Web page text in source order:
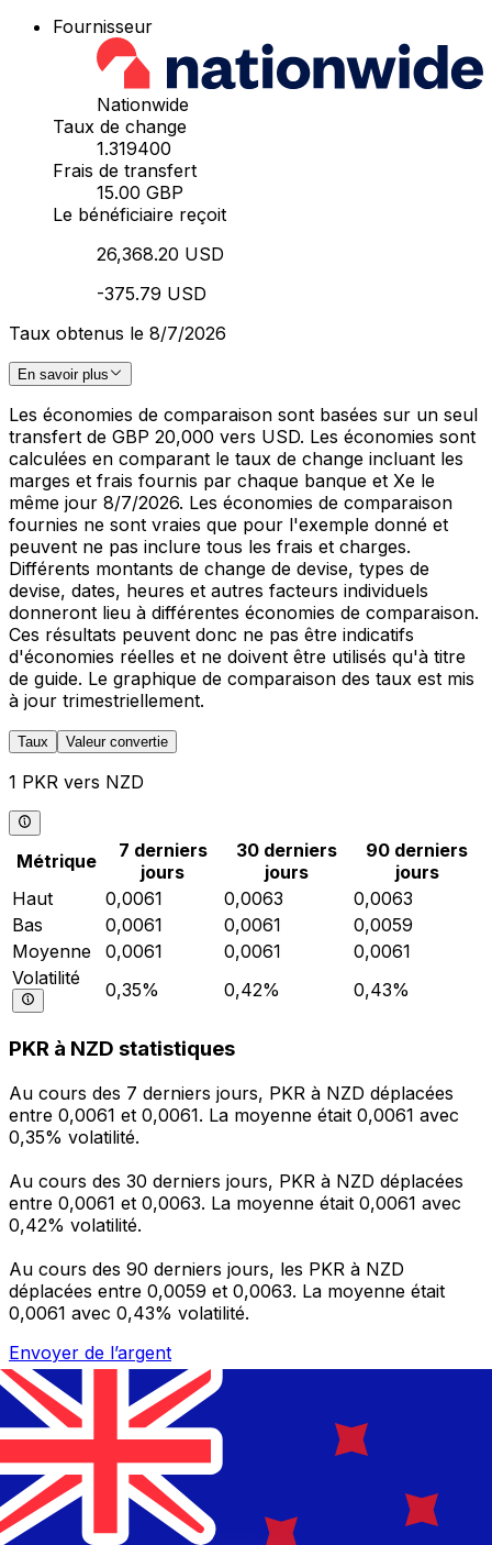
Fournisseur
Nationwide
Taux de change
1.319400
Frais de transfert
15.00 GBP
Le bénéficiaire reçoit
26,368.20 USD
-375.79 USD
Taux obtenus le 8/7/2026
En savoir plus
Les économies de comparaison sont basées sur un seul
transfert de GBP 20,000 vers USD. Les économies sont
calculées en comparant le taux de change incluant les
marges et frais fournis par chaque banque et Xe le
même jour 8/7/2026. Les économies de comparaison
fournies ne sont vraies que pour l'exemple donné et
peuvent ne pas inclure tous les frais et charges.
Différents montants de change de devise, types de
devise, dates, heures et autres facteurs individuels
donneront lieu à différentes économies de comparaison.
Ces résultats peuvent donc ne pas être indicatifs
d'économies réelles et ne doivent être utilisés qu'à titre
de guide. Le graphique de comparaison des taux est mis
à jour trimestriellement.
Taux Valeur convertie
1 PKR vers NZD
Métrique
7 derniers
jours
30 derniers
jours
90 derniers
jours
Haut
0,0061 0,0063
0,0063
Bas
0,0061 0,0061
0,0059
Moyenne
0,0061 0,0061
0,0061
Volatilité
0,35% 0,42% 0,43%
PKR à NZD statistiques
Au cours des 7 derniers jours, PKR à NZD déplacées
entre 0,0061 et 0,0061. La moyenne était 0,0061 avec
0,35% volatilité.
Au cours des 30 derniers jours, PKR à NZD déplacées
entre 0,0061 et 0,0063. La moyenne était 0,0061 avec
0,42% volatilité.
Au cours des 90 derniers jours, les PKR à NZD
déplacées entre 0,0059 et 0,0063. La moyenne était
0,0061 avec 0,43% volatilité.
Envoyer de l’argent
Gérez votre argent et vos devises lorsque vous
êtes en déplacement
L'application Xe réunit toutes les fonctionnalités
nécessaires pour vos transferts d'argent internationaux
et la gestion de vos devises. Convertissez des devises,
programmez des alertes de taux et transférez de